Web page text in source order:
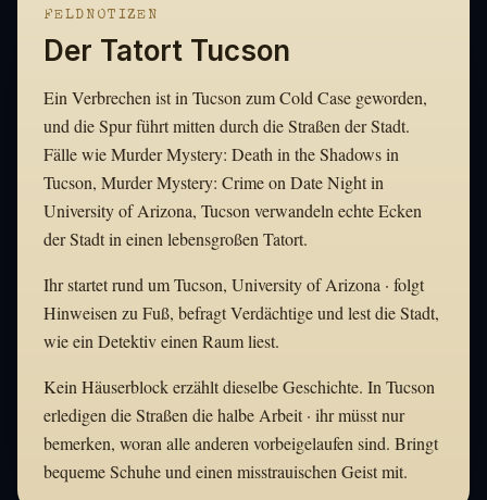
FELDNOTIZEN
Der Tatort Tucson
Ein Verbrechen ist in Tucson zum Cold Case geworden,
und die Spur führt mitten durch die Straßen der Stadt.
Fälle wie Murder Mystery: Death in the Shadows in
Tucson, Murder Mystery: Crime on Date Night in
University of Arizona, Tucson verwandeln echte Ecken
der Stadt in einen lebensgroßen Tatort.
Ihr startet rund um Tucson, University of Arizona · folgt
Hinweisen zu Fuß, befragt Verdächtige und lest die Stadt,
wie ein Detektiv einen Raum liest.
Kein Häuserblock erzählt dieselbe Geschichte. In Tucson
erledigen die Straßen die halbe Arbeit · ihr müsst nur
bemerken, woran alle anderen vorbeigelaufen sind. Bringt
bequeme Schuhe und einen misstrauischen Geist mit.